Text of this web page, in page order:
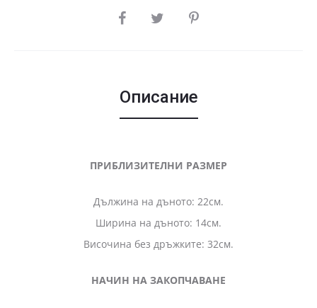
SHARE
Описание
ПРИБЛИЗИТЕЛНИ РАЗМЕР
Дължина на дъното: 22см.
Ширина на дъното: 14см.
Височина без дръжките: 32см.
НАЧИН НА ЗАКОПЧАВАНЕ